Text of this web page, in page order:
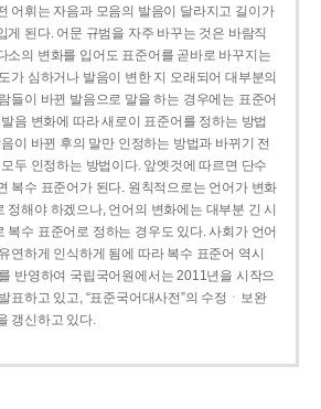
어휘는 자음과 모음의 발음이 달라지고 길이가
게 된다. 어문 규범을 자주 바꾸는 것은 바람직
소의 변화를 입어도 표준어를 곧바로 바꾸지는
가 심하거나 발음이 변한 지 오래되어 대부분의
들이 바뀐 발음으로 말을 하는 경우에는 표준어
음 변화에 따라 새로이 표준어를 정하는 방법
이 바뀐 후의 말만 인정하는 방법과 바뀌기 전
두 인정하는 방법이다. 앞엣것에 따르면 단수
복수 표준어가 된다. 원칙적으로는 언어가 변화
정해야 하겠으나, 언어의 변화에는 대부분 긴 시
복수 표준어로 정하는 경우도 있다. 사회가 언어
연하게 인식하게 됨에 따라 복수 표준어 역시
반영하여 국립국어원에서는 2011년을 시작으
표하고 있고, “표준국어대사전”의 수정ㆍ보완
갱신하고 있다.